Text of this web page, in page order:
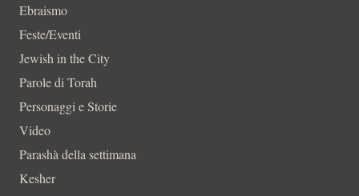
Ebraismo
Feste/Eventi
Jewish in the City
Parole di Torah
Personaggi e Storie
Video
Parashà della settimana
Kesher